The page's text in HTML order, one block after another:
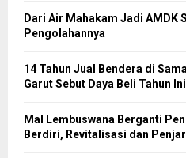
Dari Air Mahakam Jadi AMDK
Pengolahannya
14 Tahun Jual Bendera di
Garut Sebut Daya Beli Tahun
Mal Lembuswana Berganti
Berdiri, Revitalisasi dan